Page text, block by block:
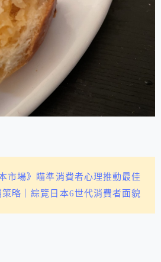
市場》瞄準消費者心理推動最佳
策略｜綜覽日本6世代消費者面貌